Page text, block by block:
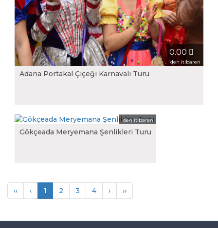
0.00
‘den itibaren
Adana Portakal Çiçeği Karnavalı Turu
‘den itibaren
Gökçeada Meryemana Şenlikleri Turu
‹‹ ‹ 1 2 3 4 › ››